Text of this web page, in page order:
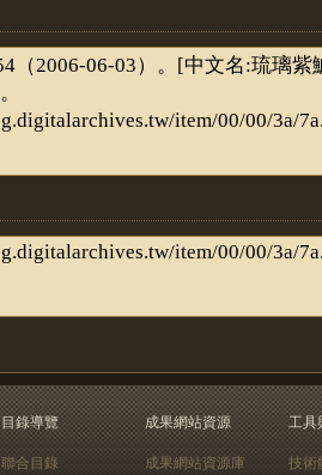
目錄導覽
聯合目錄
成果網站資源
成果網站資源庫
工具
技術